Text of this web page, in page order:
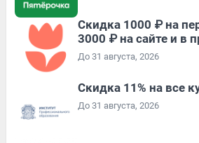
Скидка 1000 ₽ на
3000 ₽ на сайте и в
До 31 августа, 2026
Скидка 11% на все
До 31 августа, 2026